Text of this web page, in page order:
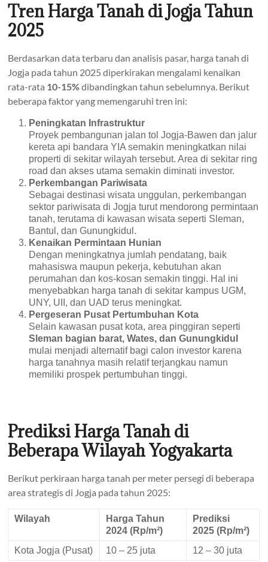
Tren Harga Tanah di Jogja Tahun
2025
Berdasarkan data terbaru dan analisis pasar, harga tanah di
Jogja pada tahun 2025 diperkirakan mengalami kenaikan
rata-rata 10-15%dibandingkan tahun sebelumnya. Berikut
beberapa faktor yang memengaruhi tren ini:
Peningkatan Infrastruktur
Proyek pembangunan jalan tol Jogja-Bawen dan jalur
kereta api bandara YIA semakin meningkatkan nilai
properti di sekitar wilayah tersebut. Area di sekitar ring
road dan akses utama semakin diminati investor.
Perkembangan Pariwisata
Sebagai destinasi wisata unggulan, perkembangan
sektor pariwisata di Jogja turut mendorong permintaan
tanah, terutama di kawasan wisata seperti Sleman,
Bantul, dan Gunungkidul.
Kenaikan Permintaan Hunian
Dengan meningkatnya jumlah pendatang, baik
mahasiswa maupun pekerja, kebutuhan akan
perumahan dan kos-kosan semakin tinggi. Hal ini
menyebabkan harga tanah di sekitar kampus UGM,
UNY, UII, dan UAD terus meningkat.
Pergeseran Pusat Pertumbuhan Kota
Selain kawasan pusat kota, area pinggiran seperti
Sleman bagian barat, Wates, dan Gunungkidul
mulai menjadi alternatif bagi calon investor karena
harga tanahnya masih relatif terjangkau namun
memiliki prospek pertumbuhan tinggi.
Prediksi Harga Tanah di
Beberapa Wilayah Yogyakarta
Berikut perkiraan harga tanah per meter persegi di beberapa
area strategis di Jogja pada tahun 2025:
Wilayah
Harga Tahun
2024 (Rp/m²)
Prediksi
2025 (Rp/m²)
Kota Jogja (Pusat)
10 – 25 juta
12 – 30 juta